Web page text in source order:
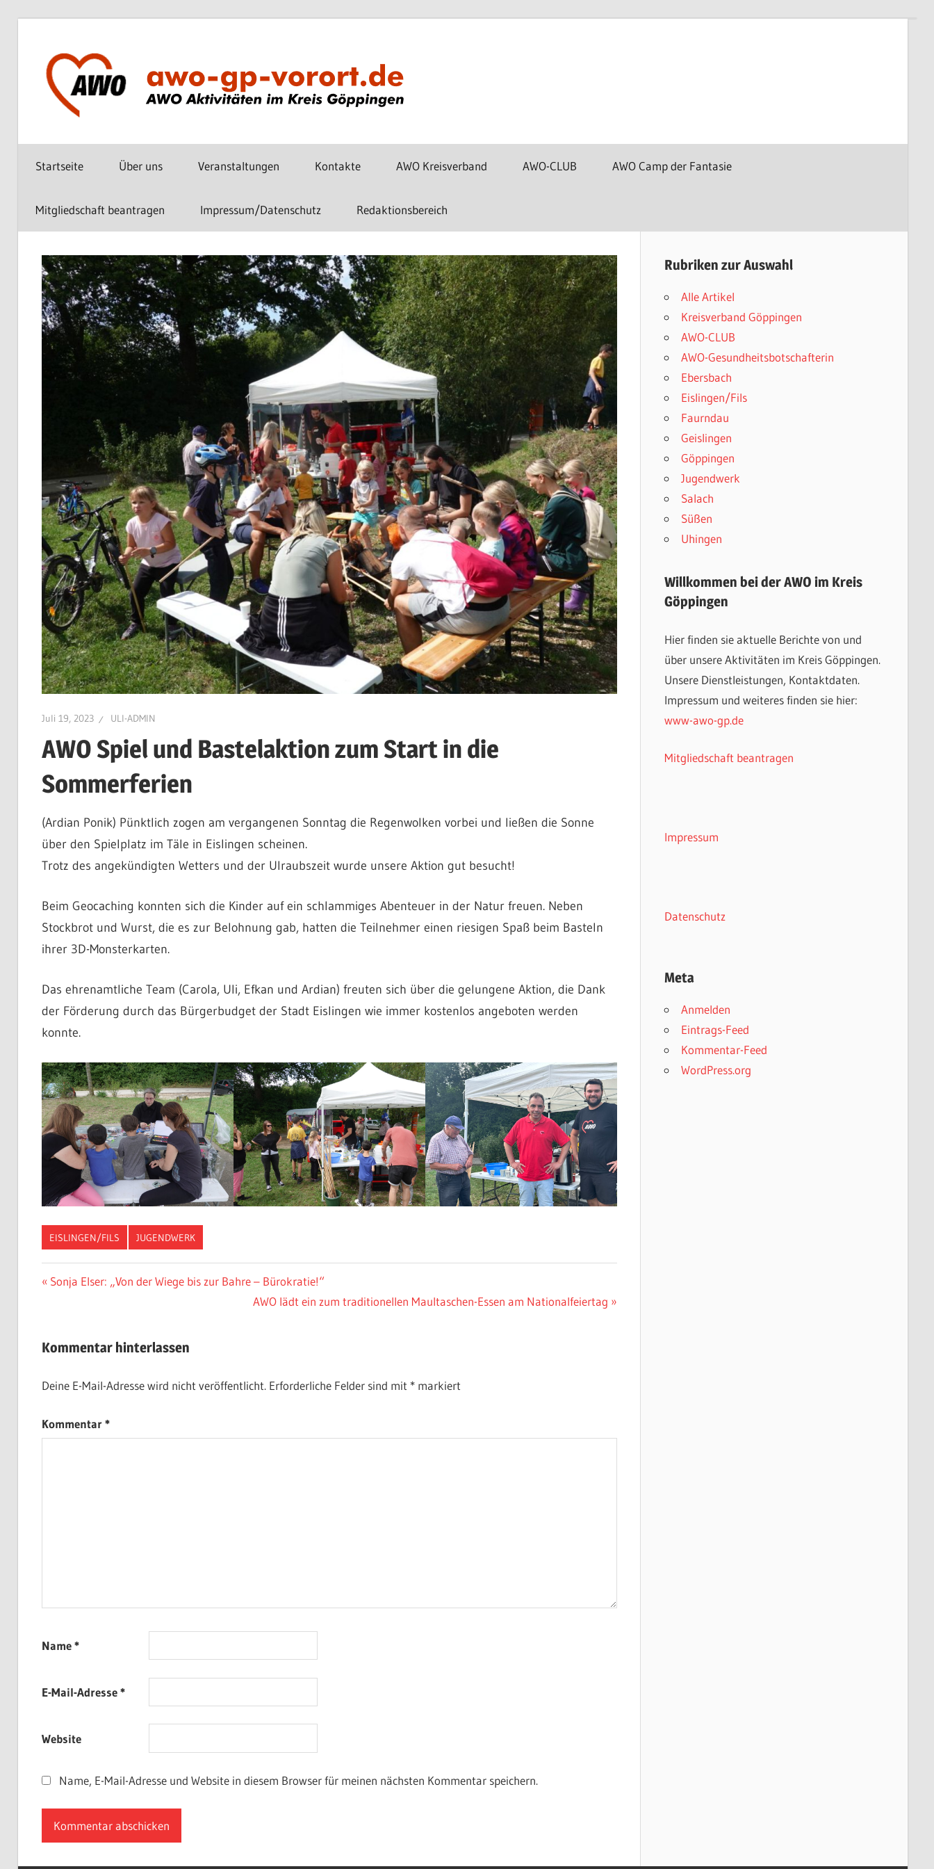
springen
vorort.de
vor
Ort
Kreis
Startseite Über uns Veranstaltungen Kontakte AWO Kreisverband AWO-CLUB AWO Camp der Fantasie
Mitgliedschaft beantragen Impressum/Datenschutz Redaktionsbereich
Juli 19, 2023 ULI-ADMIN
AWO Spiel und Bastelaktion zum Start in die
Sommerferien
(Ardian Ponik) Pünktlich zogen am vergangenen Sonntag die Regenwolken vorbei und ließen die Sonne
über den Spielplatz im Täle in Eislingen scheinen.
Trotz des angekündigten Wetters und der Ulraubszeit wurde unsere Aktion gut besucht!
Beim Geocaching konnten sich die Kinder auf ein schlammiges Abenteuer in der Natur freuen. Neben
Stockbrot und Wurst, die es zur Belohnung gab, hatten die Teilnehmer einen riesigen Spaß beim Basteln
ihrer 3D-Monsterkarten.
Das ehrenamtliche Team (Carola, Uli, Efkan und Ardian) freuten sich über die gelungene Aktion, die Dank
der Förderung durch das Bürgerbudget der Stadt Eislingen wie immer kostenlos angeboten werden
konnte.
EISLINGEN/FILS JUGENDWERK
Beitragsnavigation
Vorheriger
Sonja Elser: „Von der Wiege bis zur Bahre – Bürokratie!“
Nächster
AWO lädt ein zum traditionellen Maultaschen-Essen am Nationalfeiertag
Kommentar hinterlassen
Deine E-Mail-Adresse wird nicht veröffentlicht. Erforderliche Felder sind mit *markiert
Kommentar*
Name*
E-Mail-Adresse*
Website
Name, E-Mail-Adresse und Website in diesem Browser für meinen nächsten Kommentar speichern.
Rubriken zur Auswahl
Alle Artikel
Kreisverband Göppingen
AWO-CLUB
AWO-Gesundheitsbotschafterin
Ebersbach
Eislingen/Fils
Faurndau
Geislingen
Göppingen
Jugendwerk
Salach
Süßen
Uhingen
Willkommen bei der AWO im Kreis
Göppingen
Hier finden sie aktuelle Berichte von und
über unsere Aktivitäten im Kreis Göppingen.
Unsere Dienstleistungen, Kontaktdaten.
Impressum und weiteres finden sie hier:
www-awo-gp.de
Mitgliedschaft beantragen
Impressum
Datenschutz
Meta
Anmelden
Eintrags-Feed
Kommentar-Feed
WordPress.org